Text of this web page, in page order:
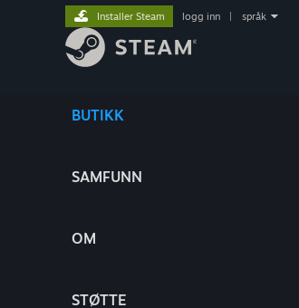
BUTIKK
SAMFUNN
OM
STØTTE
Installer Steam logg inn språk